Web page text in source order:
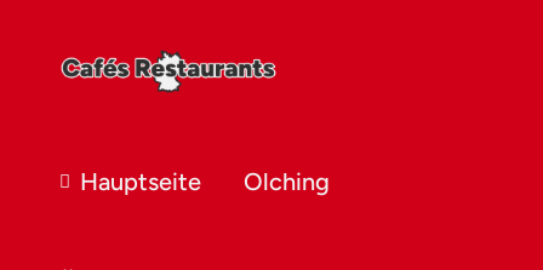
Hauptseite Olching